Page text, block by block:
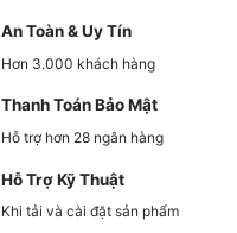
An Toàn & Uy Tín
Hơn 3.000 khách hàng
Thanh Toán Bảo Mật
Hỗ trợ hơn 28 ngân hàng
Hỗ Trợ Kỹ Thuật
Khi tải và cài đặt sản phẩm